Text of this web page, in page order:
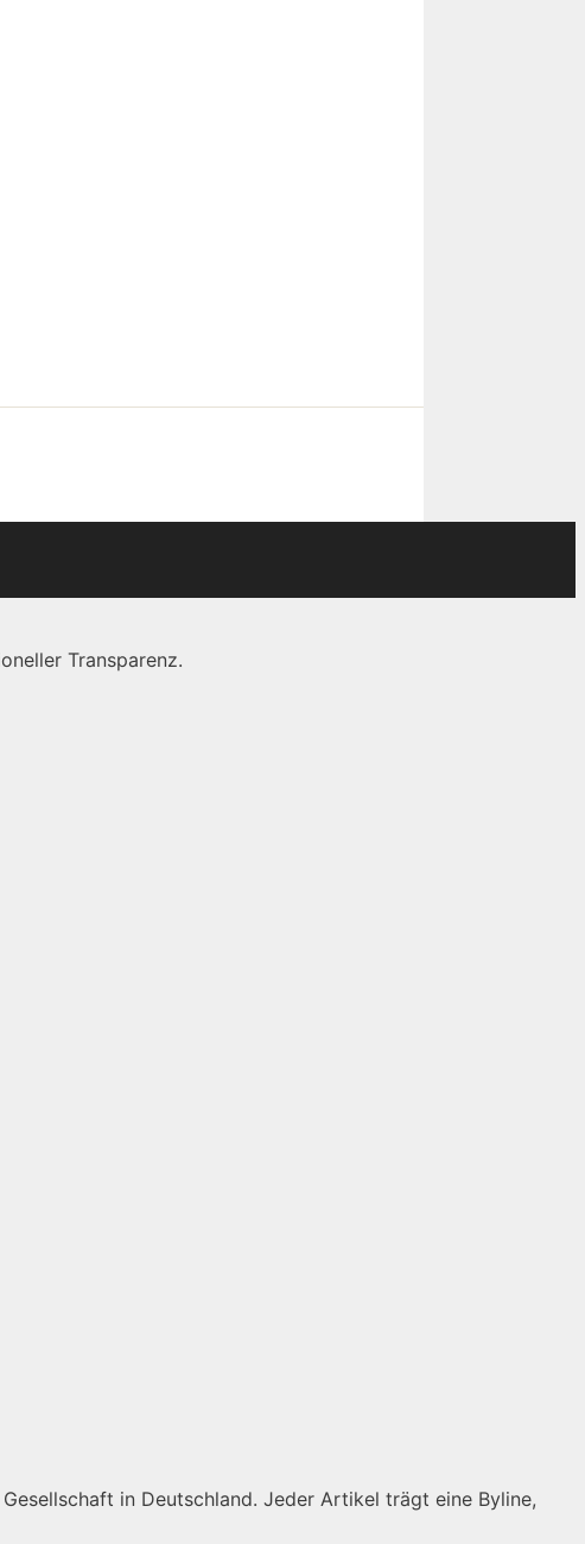
Transparenz.
in Deutschland. Jeder Artikel trägt eine Byline,